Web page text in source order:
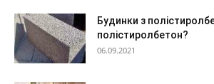
Будинки з
полістиролбетон?
06.09.2021